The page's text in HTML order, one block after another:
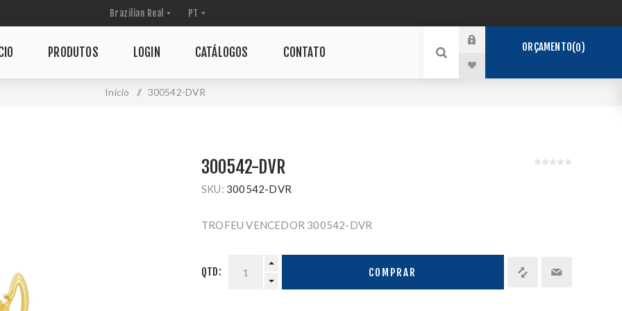
PRODUTOS LOGIN CATÁLOGOS CONTATO ORÇAMENTO 0
Início / 300542-DVR
300542-DVR
SKU: 300542-DVR
TROFEU VENCEDOR 300542-DVR
QTD: COMPRAR